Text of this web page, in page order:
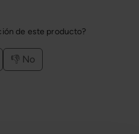
de este producto?
👎 No